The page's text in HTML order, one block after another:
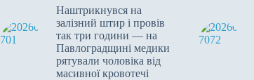
Наштрикнувся на
залізний штир і провів
так три години — на
Павлоградщині медики
рятували чоловіка від
масивної кровотечі